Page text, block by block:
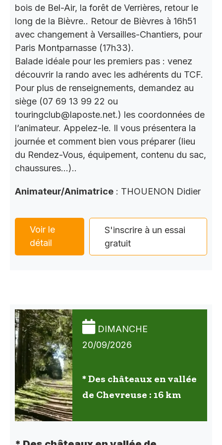
bois de Bel-Air, la forêt de Verrières, retour le
long de la Bièvre.. Retour de Bièvres à 16h51
avec changement à Versailles-Chantiers, pour
Paris Montparnasse (17h33).
Balade idéale pour les premiers pas : venez
découvrir la rando avec les adhérents du TCF.
Pour plus de renseignements, demandez au
siège (07 69 13 99 22 ou
touringclub@laposte.net.) les coordonnées de
l’animateur. Appelez-le. Il vous présentera la
journée et comment bien vous préparer (lieu
du Rendez-Vous, équipement, contenu du sac,
chaussures…)..
Animateur/Animatrice : THOUENON Didier
Voir le
détail
S'inscrire à un essai
gratuit
DIMANCHE
20/09/2026
* Des châteaux en vallée
de Chevreuse : 16 km